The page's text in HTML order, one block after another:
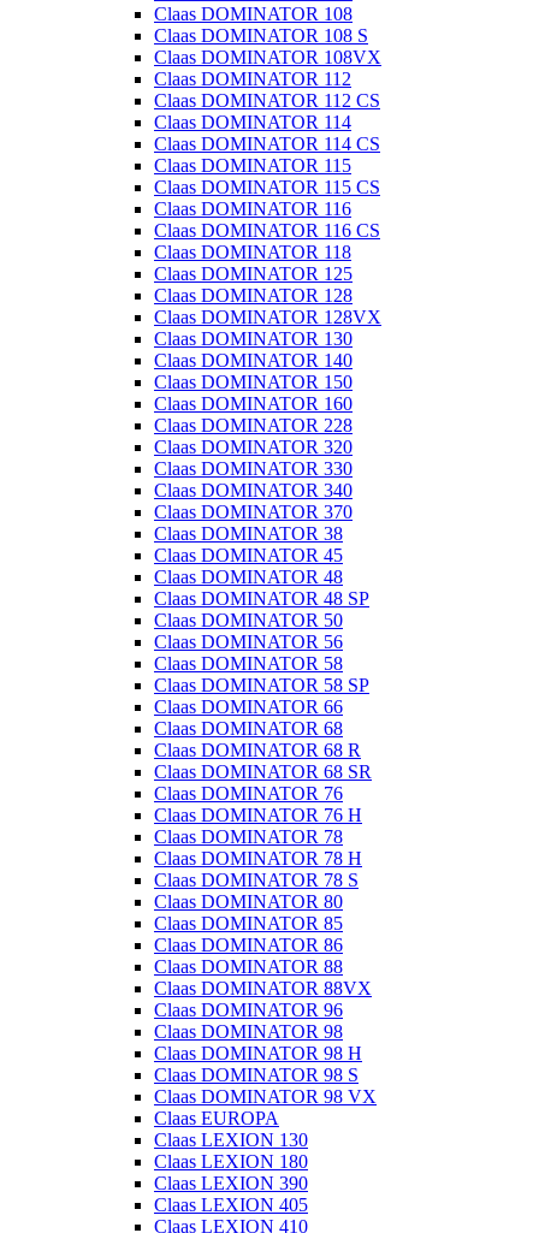
Claas DOMINATOR 108
Claas DOMINATOR 108 S
Claas DOMINATOR 108VX
Claas DOMINATOR 112
Claas DOMINATOR 112 CS
Claas DOMINATOR 114
Claas DOMINATOR 114 CS
Claas DOMINATOR 115
Claas DOMINATOR 115 CS
Claas DOMINATOR 116
Claas DOMINATOR 116 CS
Claas DOMINATOR 118
Claas DOMINATOR 125
Claas DOMINATOR 128
Claas DOMINATOR 128VX
Claas DOMINATOR 130
Claas DOMINATOR 140
Claas DOMINATOR 150
Claas DOMINATOR 160
Claas DOMINATOR 228
Claas DOMINATOR 320
Claas DOMINATOR 330
Claas DOMINATOR 340
Claas DOMINATOR 370
Claas DOMINATOR 38
Claas DOMINATOR 45
Claas DOMINATOR 48
Claas DOMINATOR 48 SP
Claas DOMINATOR 50
Claas DOMINATOR 56
Claas DOMINATOR 58
Claas DOMINATOR 58 SP
Claas DOMINATOR 66
Claas DOMINATOR 68
Claas DOMINATOR 68 R
Claas DOMINATOR 68 SR
Claas DOMINATOR 76
Claas DOMINATOR 76 H
Claas DOMINATOR 78
Claas DOMINATOR 78 H
Claas DOMINATOR 78 S
Claas DOMINATOR 80
Claas DOMINATOR 85
Claas DOMINATOR 86
Claas DOMINATOR 88
Claas DOMINATOR 88VX
Claas DOMINATOR 96
Claas DOMINATOR 98
Claas DOMINATOR 98 H
Claas DOMINATOR 98 S
Claas DOMINATOR 98 VX
Claas EUROPA
Claas LEXION 130
Claas LEXION 180
Claas LEXION 390
Claas LEXION 405
Claas LEXION 410